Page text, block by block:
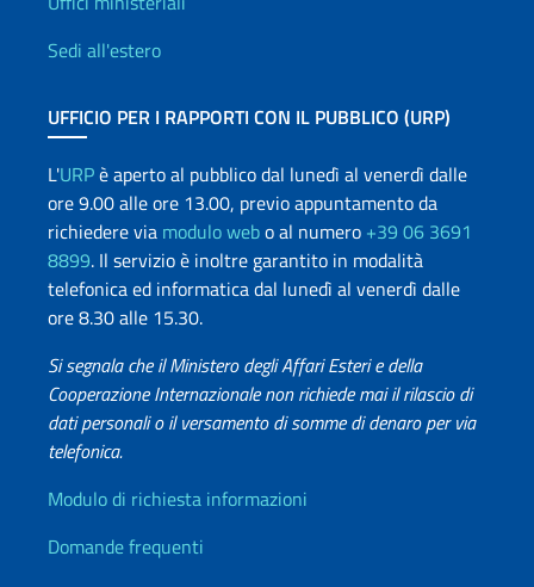
Sedi all'estero
UFFICIO PER I RAPPORTI CON IL PUBBLICO (URP)
L'URPè aperto al pubblico dal lunedì al venerdì dalle
ore 9.00 alle ore 13.00, previo appuntamento da
richiedere via modulo webo al numero +39 06 3691
8899. Il servizio è inoltre garantito in modalità
telefonica ed informatica dal lunedì al venerdì dalle
ore 8.30 alle 15.30.
Si segnala che il Ministero degli Affari Esteri e della
Cooperazione Internazionale non richiede mai il rilascio di
dati personali o il versamento di somme di denaro per via
telefonica.
Info utili
Modulo di richiesta informazioni
Domande frequenti